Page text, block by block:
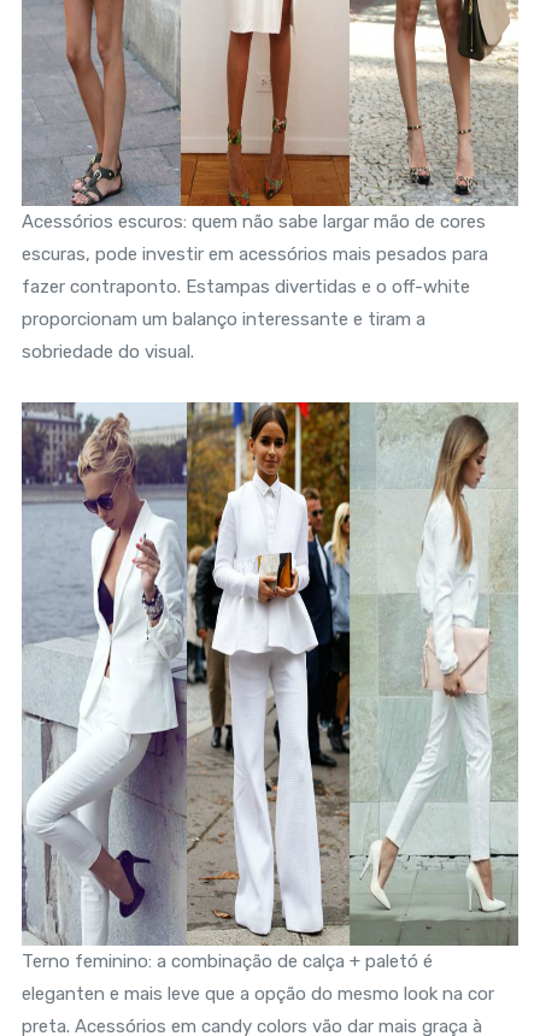
Acessórios escuros: quem não sabe largar mão de cores
escuras, pode investir em acessórios mais pesados para
fazer contraponto. Estampas divertidas e o off-white
proporcionam um balanço interessante e tiram a
sobriedade do visual.
Terno feminino: a combinação de calça + paletó é
eleganten e mais leve que a opção do mesmo look na cor
preta. Acessórios em candy colors vão dar mais graça à